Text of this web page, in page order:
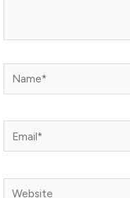
Name*
Email*
Website